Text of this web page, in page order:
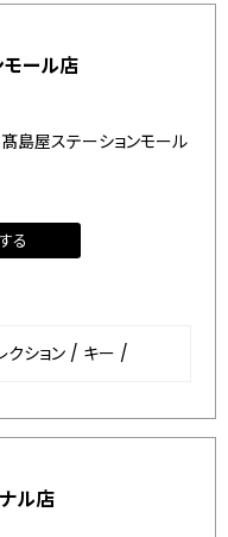
ール店
島屋ステーションモール
る
クション / キー /
ル店